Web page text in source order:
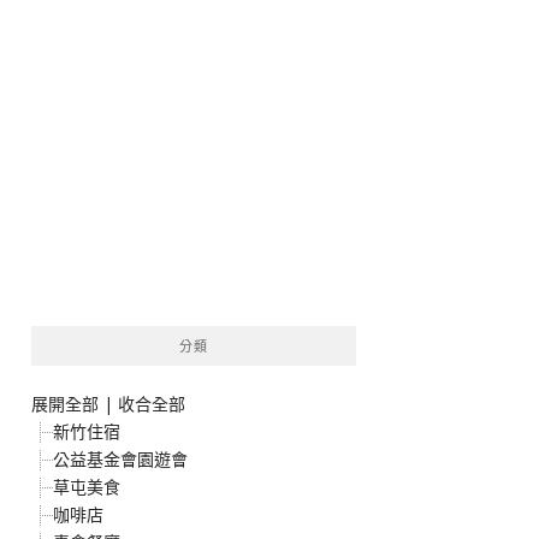
分類
展開全部 | 收合全部
新竹住宿
公益基金會園遊會
草屯美食
咖啡店